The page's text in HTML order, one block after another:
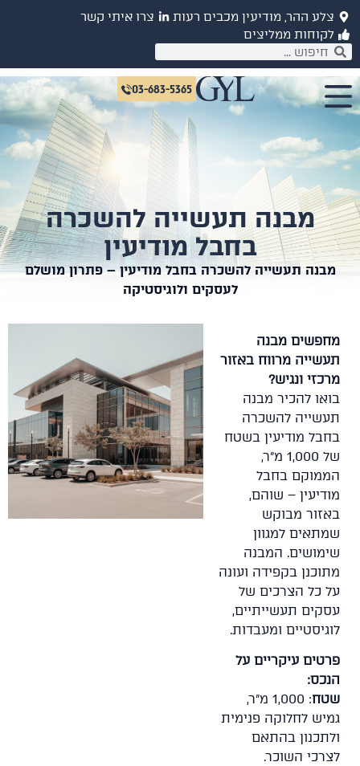
צלע ההר, מודיעין מכבים רעות
צרו איתי קשר
לקוחות ממליצים
03-683-5365
מבנה תעשייה להשכרה
בחבל מודיעין
מבנה תעשייה להשכרה בחבל מודיעין – פתרון מושלם
לעסקים ולוגיסטיקה
מחפשים מבנה
תעשייה מרווח באזור
מרכזי ונגיש?
בואו להכיר מבנה
תעשייה להשכרה
בחבל מודיעין בשטח
של 1,000 מ"ר,
הממוקם בחבל
מודיעין – שוהם,
באזור מבוקש
שמתאים למגוון
שימושים. המבנה
מתוכנן בקפידה ועונה
על כל הצרכים של
עסקים תעשייתיים,
לוגיסטיים ומעבדות.
פרטים עיקריים על
הנכס:
שטח
: 1,000 מ"ר,
גמיש לחלוקה פנימית
ולתכנון בהתאם
לצרכי השוכר.